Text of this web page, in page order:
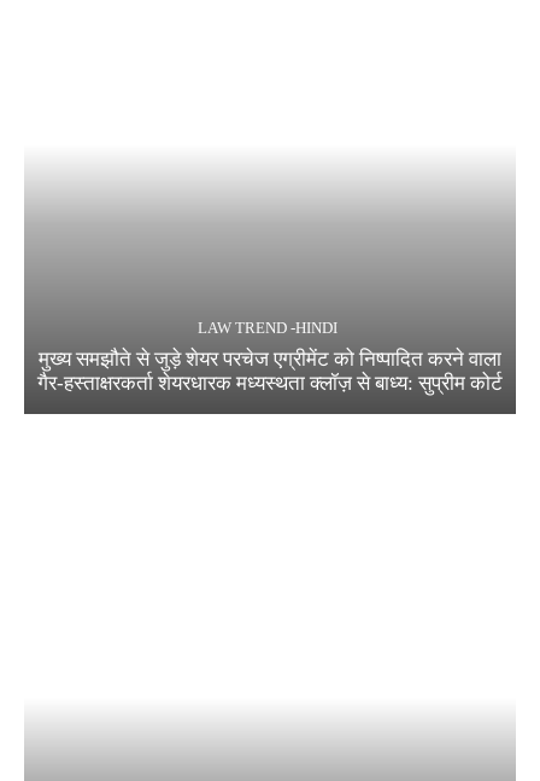
LAW TREND -HINDI
मुख्य समझौते से जुड़े शेयर परचेज एग्रीमेंट को निष्पादित करने वाला
गैर-हस्ताक्षरकर्ता शेयरधारक मध्यस्थता क्लॉज़ से बाध्य: सुप्रीम कोर्ट